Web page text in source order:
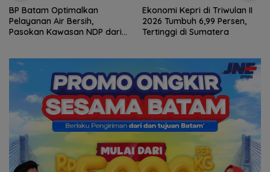
BP Batam Optimalkan
Pelayanan Air Bersih,
Pasokan Kawasan NDP dari
Ekonomi Kepri di Triwulan II
2026 Tumbuh 6,99 Persen,
Tertinggi di Sumatera